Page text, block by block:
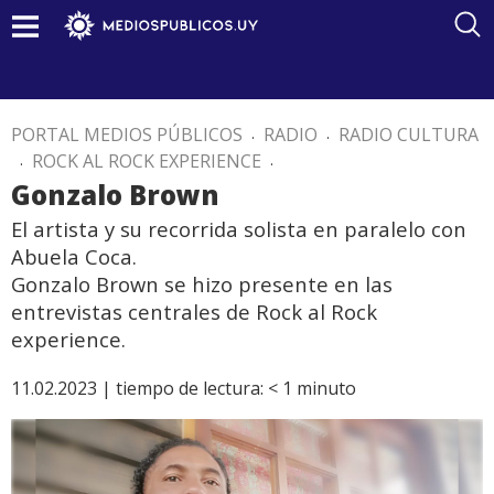
PORTAL MEDIOS PÚBLICOS . RADIO . RADIO CULTURA
. ROCK AL ROCK EXPERIENCE .
Gonzalo Brown
El artista y su recorrida solista en paralelo con
Abuela Coca.
Gonzalo Brown se hizo presente en las
entrevistas centrales de Rock al Rock
experience.
11.02.2023 | tiempo de lectura: < 1 minuto